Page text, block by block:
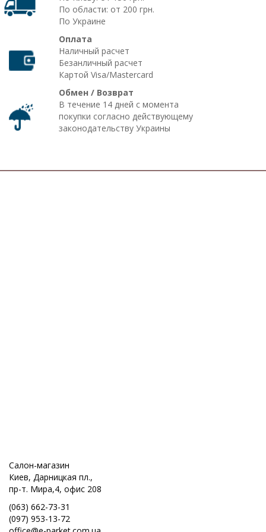
По области: от 200 грн.
По Украине
Оплата
Наличный расчет
Безанличный расчет
Картой Visa/Mastercard
Обмен / Возврат
В течение 14 дней с момента
покупки согласно действующему
законодательству Украины
Салон-магазин
Киев, Дарницкая пл.,
пр-т. Мира,4, офис 208
(063) 662-73-31
(097) 953-13-72